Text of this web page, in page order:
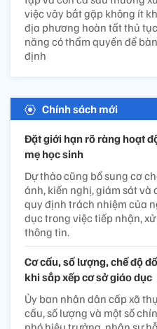
việc vây bắt gặp không ít
địa phương hoàn tất thủ
năng có thẩm quyền để
định
Chính sách mới
Đặt giới hạn rõ ràng hoạt
mẹ học sinh
Dự thảo cũng bổ sung cơ
ánh, kiến nghị, giám sát và
quy định trách nhiệm của
dục trong việc tiếp nhận,
thông tin.
Cơ cấu, số lượng, chế độ
khi sắp xếp cơ sở giáo dục
Ủy ban nhân dân cấp xã
cấu, số lượng và một số